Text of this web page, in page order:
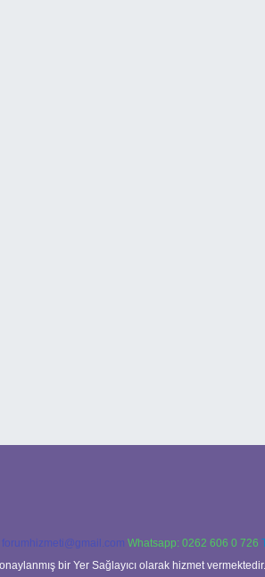
forumhizmeti@gmail.com Whatsapp: 0262 606 0 726
bir Yer Sağlayıcı olarak hizmet